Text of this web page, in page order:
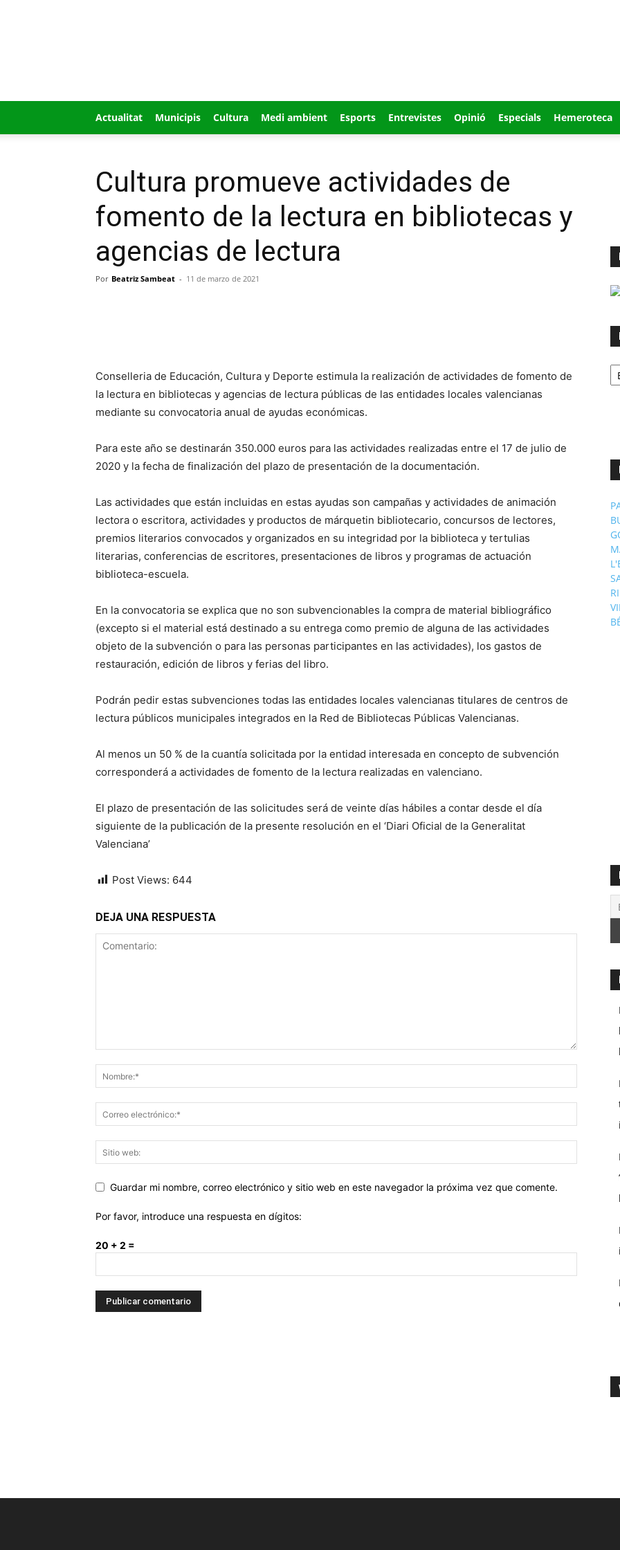
Actualitat Municipis Cultura Medi ambient Esports Entrevistes Opinió Especials Hemeroteca
Cultura promueve actividades de
fomento de la lectura en bibliotecas y
agencias de lectura
Por Beatriz Sambeat - 11 de marzo de 2021
Conselleria de Educación, Cultura y Deporte estimula la realización de actividades de fomento de
la lectura en bibliotecas y agencias de lectura públicas de las entidades locales valencianas
mediante su convocatoria anual de ayudas económicas.
Para este año se destinarán 350.000 euros para las actividades realizadas entre el 17 de julio de
2020 y la fecha de finalización del plazo de presentación de la documentación.
Las actividades que están incluidas en estas ayudas son campañas y actividades de animación
lectora o escritora, actividades y productos de márquetin bibliotecario, concursos de lectores,
premios literarios convocados y organizados en su integridad por la biblioteca y tertulias
literarias, conferencias de escritores, presentaciones de libros y programas de actuación
biblioteca-escuela.
En la convocatoria se explica que no son subvencionables la compra de material bibliográfico
(excepto si el material está destinado a su entrega como premio de alguna de las actividades
objeto de la subvención o para las personas participantes en las actividades), los gastos de
restauración, edición de libros y ferias del libro.
Podrán pedir estas subvenciones todas las entidades locales valencianas titulares de centros de
lectura públicos municipales integrados en la Red de Bibliotecas Públicas Valencianas.
Al menos un 50 % de la cuantía solicitada por la entidad interesada en concepto de subvención
corresponderá a actividades de fomento de la lectura realizadas en valenciano.
El plazo de presentación de las solicitudes será de veinte días hábiles a contar desde el día
siguiente de la publicación de la presente resolución en el ‘Diari Oficial de la Generalitat
Valenciana’
Post Views: 644
DEJA UNA RESPUESTA
Guardar mi nombre, correo electrónico y sitio web en este navegador la próxima vez que comente.
Por favor, introduce una respuesta en dígitos:
20 + 2 =